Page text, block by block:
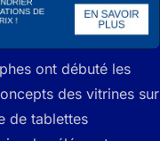
ont débuté les
des vitrines sur
de tablettes